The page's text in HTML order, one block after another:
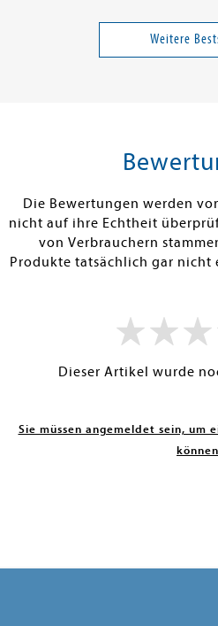
Ein Sommer mit
Warenkorb
Weitere
Die Bewertungen werden
nicht auf ihre Echtheit
von Verbrauchern
Produkte tatsächlich gar
Dieser Artikel wurde
Sie müssen angemeldet sein, um
können